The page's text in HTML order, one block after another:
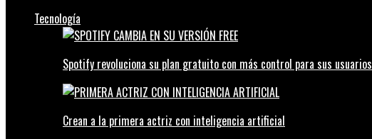
Tecnología
Spotify revoluciona su plan gratuito con más control para sus usuarios
Crean a la primera actriz con inteligencia artificial